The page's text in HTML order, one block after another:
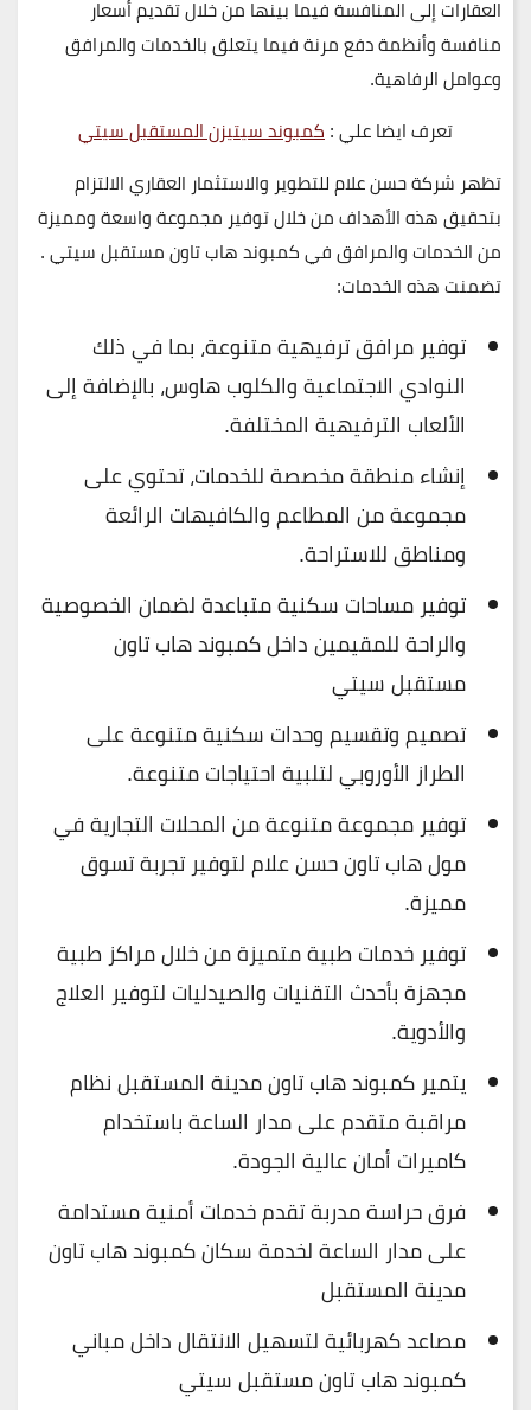
العقارات إلى المنافسة فيما بينها من خلال تقديم أسعار
منافسة وأنظمة دفع مرنة فيما يتعلق بالخدمات والمرافق
وعوامل الرفاهية.
تعرف ايضا علي :كمبوند سيتيزن المستقبل سيتي
تظهر شركة حسن علام للتطوير والاستثمار العقاري الالتزام
بتحقيق هذه الأهداف من خلال توفير مجموعة واسعة ومميزة
من الخدمات والمرافق في كمبوند هاب تاون مستقبل سيتي .
تضمنت هذه الخدمات:
توفير مرافق ترفيهية متنوعة، بما في ذلك
النوادي الاجتماعية والكلوب هاوس، بالإضافة إلى
الألعاب الترفيهية المختلفة.
إنشاء منطقة مخصصة للخدمات، تحتوي على
مجموعة من المطاعم والكافيهات الرائعة
ومناطق للاستراحة.
توفير مساحات سكنية متباعدة لضمان الخصوصية
والراحة للمقيمين داخل كمبوند هاب تاون
مستقبل سيتي
تصميم وتقسيم وحدات سكنية متنوعة على
الطراز الأوروبي لتلبية احتياجات متنوعة.
توفير مجموعة متنوعة من المحلات التجارية في
مول هاب تاون حسن علام لتوفير تجربة تسوق
مميزة.
توفير خدمات طبية متميزة من خلال مراكز طبية
مجهزة بأحدث التقنيات والصيدليات لتوفير العلاج
والأدوية.
يتمير كمبوند هاب تاون مدينة المستقبل نظام
مراقبة متقدم على مدار الساعة باستخدام
كاميرات أمان عالية الجودة.
فرق حراسة مدربة تقدم خدمات أمنية مستدامة
على مدار الساعة لخدمة سكان كمبوند هاب تاون
مدينة المستقبل
مصاعد كهربائية لتسهيل الانتقال داخل مباني
كمبوند هاب تاون مستقبل سيتي